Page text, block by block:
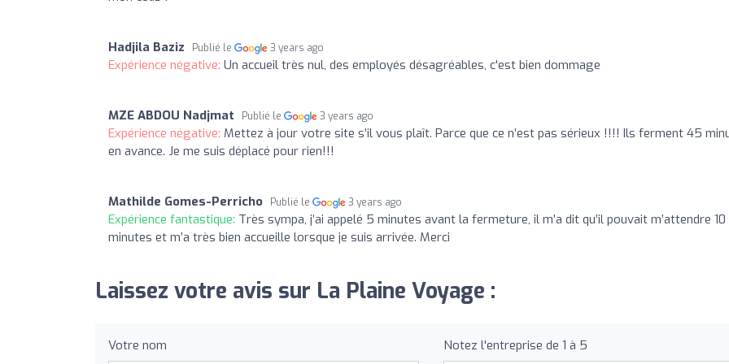
Hadjila Baziz Publié le 3 years ago
Expérience négative: Un accueil très nul, des employés désagréables, c'est bien dommage
MZE ABDOU Nadjmat Publié le 3 years ago
Expérience négative: Mettez à jour votre site s’il vous plaît. Parce que ce n’est pas sérieux !!!! Ils ferment 45
en avance. Je me suis déplacé pour rien!!!
Mathilde Gomes-Perricho Publié le 3 years ago
Expérience fantastique: Très sympa, j’ai appelé 5 minutes avant la fermeture, il m’a dit qu’il pouvait m’attendre 10
minutes et m’a très bien accueille lorsque je suis arrivée. Merci
Laissez votre avis sur La Plaine Voyage :
Votre nom Notez l'entreprise de 1 à 5